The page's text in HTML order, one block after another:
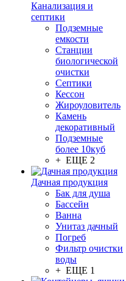
Канализация и
септики
Подземные
емкости
Станции
биологической
очистки
Септики
Кессон
Жироуловитель
Камень
декоративный
Подземные
более 10куб
+ ЕЩЕ 2
Дачная продукция
Бак для душа
Бассейн
Ванна
Унитаз дачный
Погреб
Фильтр очистки
воды
+ ЕЩЕ 1